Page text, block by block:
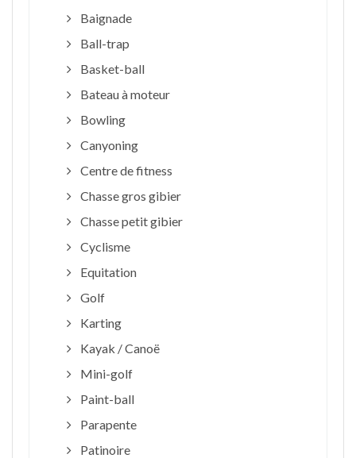
Baignade
Ball-trap
Basket-ball
Bateau à moteur
Bowling
Canyoning
Centre de fitness
Chasse gros gibier
Chasse petit gibier
Cyclisme
Equitation
Golf
Karting
Kayak / Canoë
Mini-golf
Paint-ball
Parapente
Patinoire